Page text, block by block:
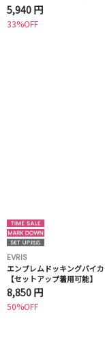
5,940 円
33%OFF
EVRIS
エンブレムドッキングバイ
【セットアップ着用可能】
8,850 円
50%OFF